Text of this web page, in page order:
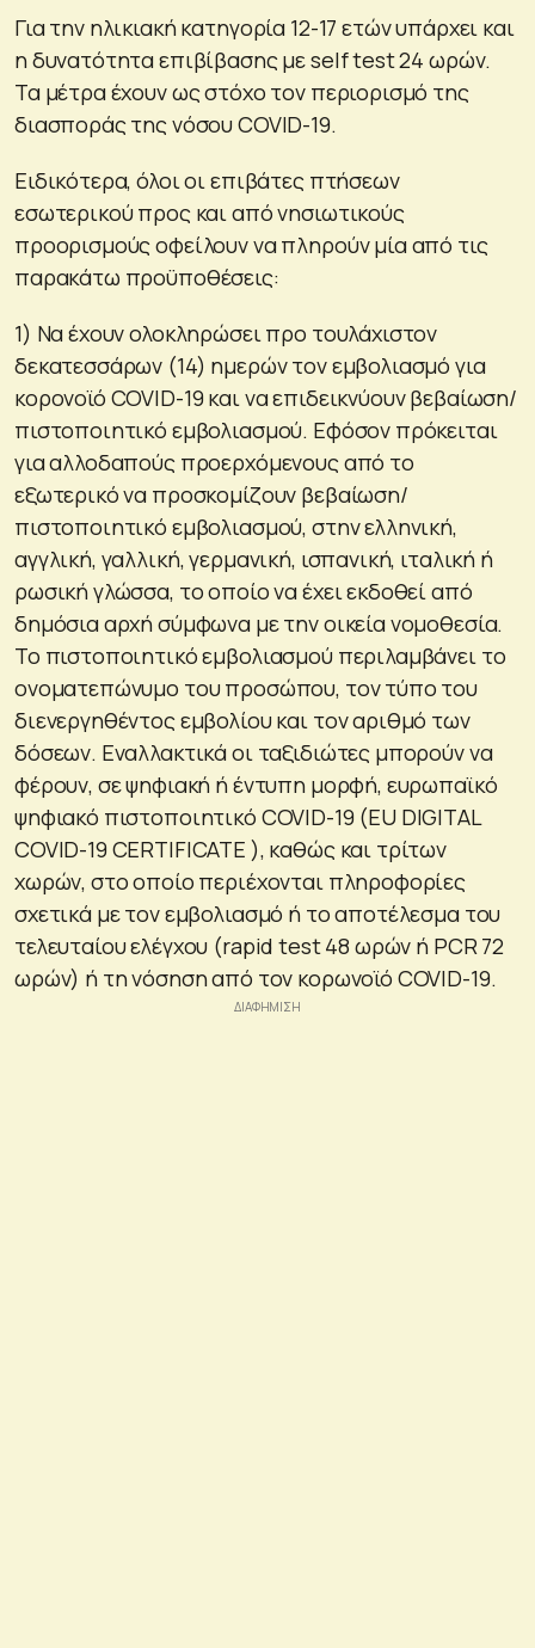
Για την ηλικιακή κατηγορία 12-17 ετών υπάρχει και
η δυνατότητα επιβίβασης με self test 24 ωρών.
Τα μέτρα έχουν ως στόχο τον περιορισμό της
διασποράς της νόσου COVID-19.
Ειδικότερα, όλοι οι επιβάτες πτήσεων
εσωτερικού προς και από νησιωτικούς
προορισμούς οφείλουν να πληρούν μία από τις
παρακάτω προϋποθέσεις:
1) Να έχουν ολοκληρώσει προ τουλάχιστον
δεκατεσσάρων (14) ημερών τον εμβολιασμό για
κορονοϊό COVID-19 και να επιδεικνύουν βεβαίωση/
πιστοποιητικό εμβολιασμού. Εφόσον πρόκειται
για αλλοδαπούς προερχόμενους από το
εξωτερικό να προσκομίζουν βεβαίωση/
πιστοποιητικό εμβολιασμού, στην ελληνική,
αγγλική, γαλλική, γερμανική, ισπανική, ιταλική ή
ρωσική γλώσσα, το οποίο να έχει εκδοθεί από
δημόσια αρχή σύμφωνα με την οικεία νομοθεσία.
Το πιστοποιητικό εμβολιασμού περιλαμβάνει το
ονοματεπώνυμο του προσώπου, τον τύπο του
διενεργηθέντος εμβολίου και τον αριθμό των
δόσεων. Εναλλακτικά οι ταξιδιώτες μπορούν να
φέρουν, σε ψηφιακή ή έντυπη μορφή, ευρωπαϊκό
ψηφιακό πιστοποιητικό COVID-19 (EU DIGITAL
COVID-19 CERTIFICATE ), καθώς και τρίτων
χωρών, στο οποίο περιέχονται πληροφορίες
σχετικά με τον εμβολιασμό ή το αποτέλεσμα του
τελευταίου ελέγχου (rapid test 48 ωρών ή PCR 72
ωρών) ή τη νόσηση από τον κορωνοϊό COVID-19.